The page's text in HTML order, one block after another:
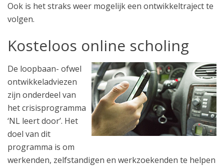
Ook is het straks weer mogelijk een ontwikkeltraject te
volgen.
Kosteloos online scholing
De loopbaan- ofwel
ontwikkeladviezen
zijn onderdeel van
het crisisprogramma
‘NL leert door’. Het
doel van dit
programma is om
werkenden, zelfstandigen en werkzoekenden te helpen